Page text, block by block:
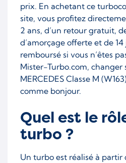
prix. En achetant ce
site, vous profitez
2 ans, d’un retour gratuit,
d’amorçage offerte et de
remboursé si vous n’êtes
Mister-Turbo.com, changer
MERCEDES Classe M
comme bonjour.
Quel est le
turbo ?
Un turbo est réalisé à partir